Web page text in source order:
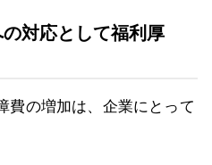
対応として福利厚
費の増加は、企業にとって